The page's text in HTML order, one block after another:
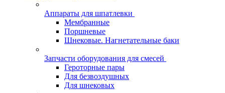
Аппараты для шпатлевки
Мембранные
Поршневые
Шнековые. Нагнетательные баки
Запчасти оборудования для смесей
Героторные пары
Для безвоздушных
Для шнековых